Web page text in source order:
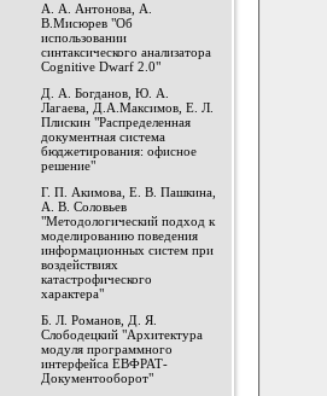
А. А. Антонова, А.
В.Мисюрев "Об
использовании
синтаксического анализатора
Cognitive Dwarf 2.0"
Д. А. Богданов, Ю. А.
Лагаева, Д.А.Максимов, Е. Л.
Плискин "Распределенная
документная система
бюджетирования: офисное
решение"
Г. П. Акимова, Е. В. Пашкина,
А. В. Соловьев
"Методологический подход к
моделированию поведения
информационных систем при
воздействиях
катастрофического
характера"
Б. Л. Романов, Д. Я.
Слободецкий "Архитектура
модуля программного
интерфейса ЕВФРАТ-
Документооборот"